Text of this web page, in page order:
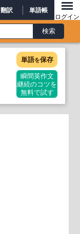
翻訳 単語帳
ログイン
単語を保存
瞬間英作文
継続のコツを
無料で試す